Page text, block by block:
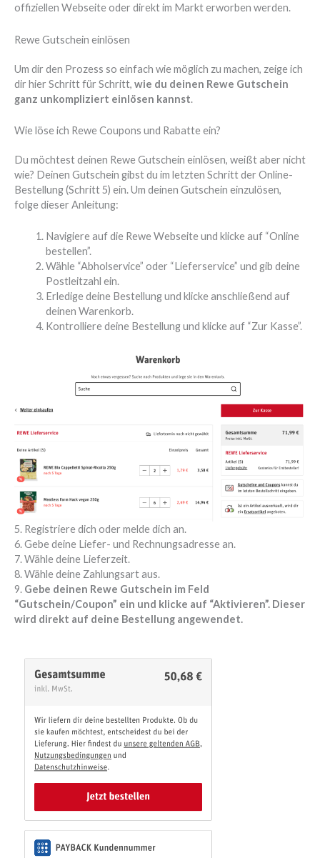
offiziellen Webseite oder direkt im Markt erworben werden.
Rewe Gutschein einlösen
Um dir den Prozess so einfach wie möglich zu machen, zeige ich
dir hier Schritt für Schritt, wie du deinen Rewe Gutschein
ganz unkompliziert einlösen kannst.
Wie löse ich Rewe Coupons und Rabatte ein?
Du möchtest deinen Rewe Gutschein einlösen, weißt aber nicht
wie? Deinen Gutschein gibst du im letzten Schritt der Online-
Bestellung (Schritt 5) ein. Um deinen Gutschein einzulösen,
folge dieser Anleitung:
Navigiere auf die Rewe Webseite und klicke auf “Online
bestellen”.
Wähle “Abholservice” oder “Lieferservice” und gib deine
Postleitzahl ein.
Erledige deine Bestellung und klicke anschließend auf
deinen Warenkorb.
Kontrolliere deine Bestellung und klicke auf “Zur Kasse”.
5. Registriere dich oder melde dich an.
6. Gebe deine Liefer- und Rechnungsadresse an.
7. Wähle deine Lieferzeit.
8. Wähle deine Zahlungsart aus.
9. Gebe deinen Rewe Gutschein im Feld
“Gutschein/Coupon” ein und klicke auf “Aktivieren”. Dieser
wird direkt auf deine Bestellung angewendet.